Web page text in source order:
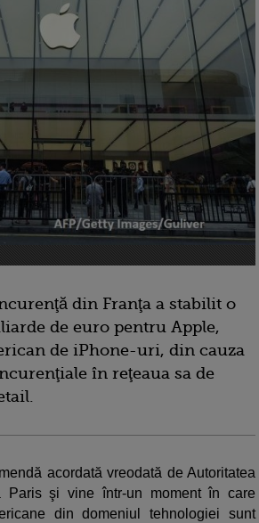
din Franţa a stabilit o
de euro pentru Apple,
de iPhone-uri, din cauza
în reţeaua sa de
acordată vreodată de Autoritatea
Paris şi vine într-un moment în care
din domeniul tehnologiei sunt